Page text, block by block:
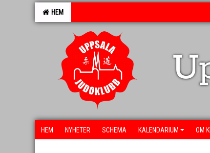
HEM
HEM NYHETER SCHEMA KALENDARIUM OM